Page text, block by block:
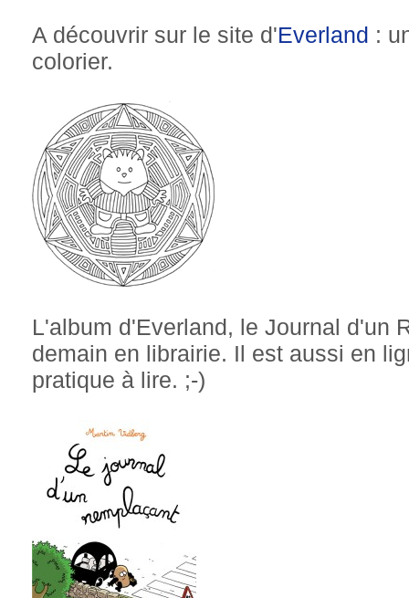
A découvrir sur le site d'Everland :
colorier.
L'album d'Everland, le Journal d'un
demain en librairie. Il est aussi en
pratique à lire. ;-)